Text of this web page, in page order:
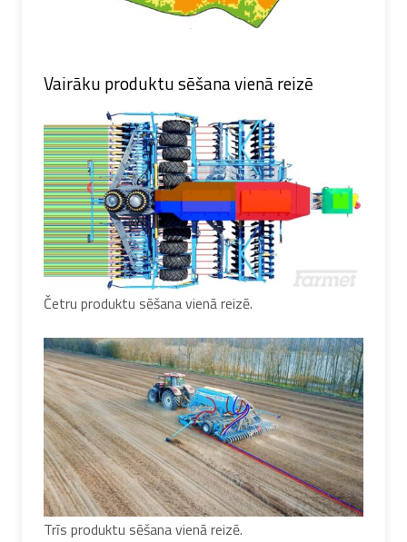
Vairāku produktu sēšana vienā reizē
Četru produktu sēšana vienā reizē.
Trīs produktu sēšana vienā reizē.